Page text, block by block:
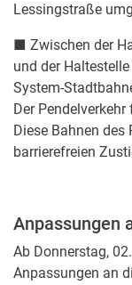
Lessingstraße
■ Zwischen der
und der
System-
Der
Diese Bahnen des
barrierefreien
Anpassungen
Ab Donnerstag,
Anpassungen an